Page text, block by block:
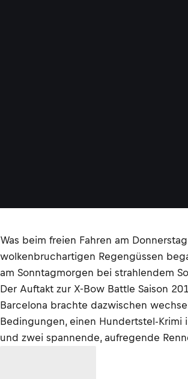
Was beim freien Fahren am
wolkenbruchartigen Regengüssen
am Sonntagmorgen bei strahlendem
Der Auftakt zur X-Bow Battle Saison
Barcelona brachte dazwischen
Bedingungen, einen Hundertstel-Krimi
und zwei spannende, aufregende